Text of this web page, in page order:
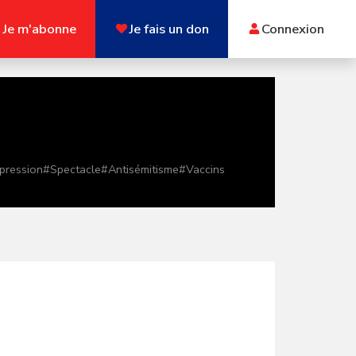
Je m'abonne Je fais un don Connexion
#Spectacle#Antisémitisme#Vaccins